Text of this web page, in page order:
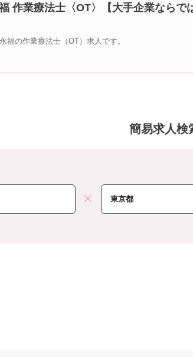
作業療法士〈OT〉【大手企業ならで
福の作業療法士（OT）求人です。
簡易求人検